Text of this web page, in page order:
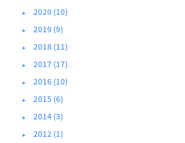
► 2020 (10)
► 2019 (9)
► 2018 (11)
► 2017 (17)
► 2016 (10)
► 2015 (6)
► 2014 (3)
► 2012 (1)